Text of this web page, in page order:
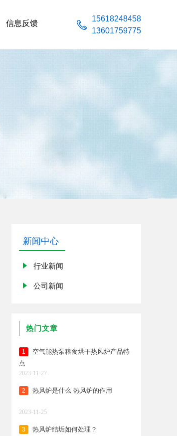
信息反馈
15618248458
13601759775
新闻中心
行业新闻
公司新闻
热门文章
1
空气能热泵粮食烘干热风炉产品特
点
2023-11-27
2 热风炉是什么 热风炉的作用
2023-11-25
3 热风炉结垢如何处理？